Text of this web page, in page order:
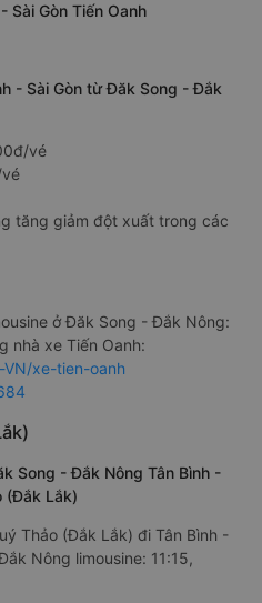
Sài Gòn Tiến Oanh
- Sài Gòn từ Đăk Song - Đắk
vé
tăng giảm đột xuất trong các
ở Đăk Song - Đắk Nông:
nhà xe Tiến Oanh:
xe-tien-oanh
Song - Đắk Nông Tân Bình -
(Đắk Lắk)
Thảo (Đắk Lắk) đi Tân Bình -
Nông limousine: 11:15,